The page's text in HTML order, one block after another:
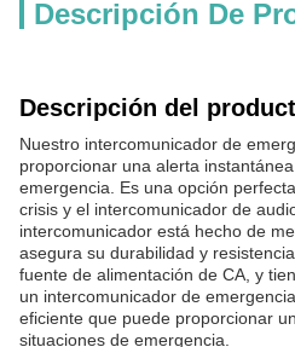
Descripción De
Descripción del
Nuestro intercomunicador de
proporcionar una alerta
emergencia. Es una opción
crisis y el intercomunicador de
intercomunicador está hecho de
asegura su durabilidad y
fuente de alimentación de CA, y
un intercomunicador de
eficiente que puede proporcionar
situaciones de emergencia.